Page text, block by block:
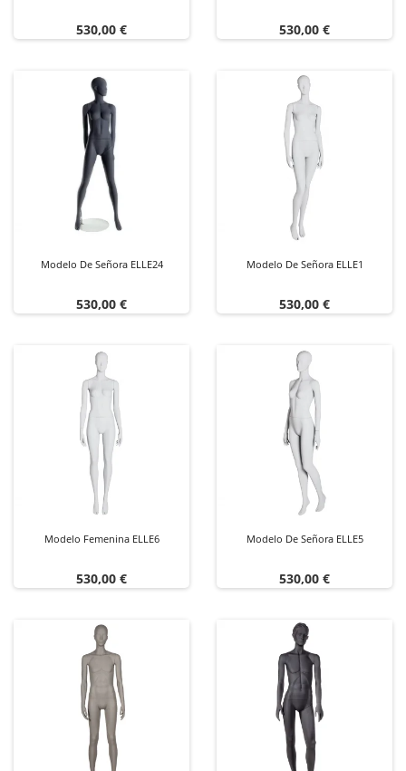
Precio
530,00 € Precio
530,00 €
Modelo De Señora ELLE24
Precio
530,00 €
Modelo De Señora ELLE1
Precio
530,00 €
Modelo Femenina ELLE6
Precio
530,00 €
Modelo De Señora ELLE5
Precio
530,00 €